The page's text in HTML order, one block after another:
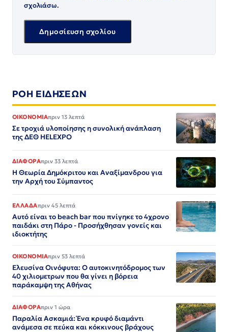
σχολιάσω.
ΡΟΗ ΕΙΔΗΣΕΩΝ
ΟΙΚΟΝΟΜΙΑπριν 13 λεπτά
Σε τροχιά υλοποίησης η συνολική ανάπλαση
της ΔΕΘ HELEXPO
ΔΙΑΦΟΡΑπριν 33 λεπτά
Η Θεωρία Δημόκριτου και Αναξίμανδρου για
την Αρχή του Σύμπαντος
ΕΛΛΑΔΑπριν 45 λεπτά
Αυτό είναι το beach bar που πνίγηκε το 4χρονο
παιδάκι στη Πάρο - Προσήχθησαν γονείς και
ιδιοκτήτης
ΟΙΚΟΝΟΜΙΑπριν 53 λεπτά
Ελευσίνα Οινόφυτα: Ο αυτοκινητόδρομος των
40 χιλιομετρων που θα γίνει η βόρεια
παράκαμψη της Αθήνας
ΔΙΑΦΟΡΑπριν 1 ώρα
Παραλία Ασκαμιά: Ένα κρυφό διαμάντι
ανάμεσα σε πεύκα και κόκκινους βράχους